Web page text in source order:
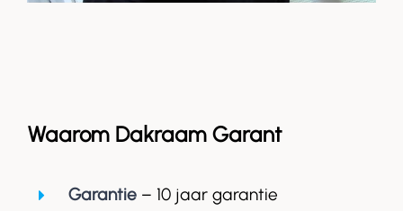
Waarom Dakraam Garant
Garantie– 10 jaar garantie